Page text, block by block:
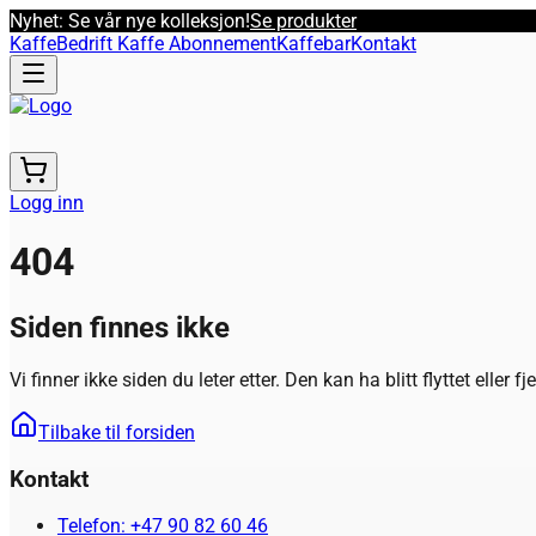
Nyhet: Se vår nye kolleksjon!Se produkter
KaffeBedrift Kaffe AbonnementKaffebarKontakt
Logg inn
404
Siden finnes ikke
Vi finner ikke siden du leter etter. Den kan ha blitt flyttet eller
Tilbake til forsiden
Kontakt
Telefon: +47 90 82 60 46